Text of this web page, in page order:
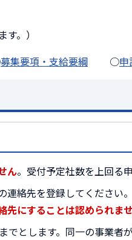
。）
募集要項・支給要綱 ○申
ん。受付予定社数を上回る
絡先を登録してください。
にすることは認められま
でとします。同一の事業